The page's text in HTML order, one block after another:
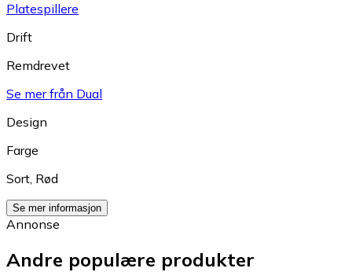
Platespillere
Drift
Remdrevet
Se mer från Dual
Design
Farge
Sort, Rød
Se mer informasjon
Annonse
Andre populære produkter